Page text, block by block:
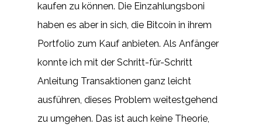
kaufen zu können. Die Einzahlungsboni
haben es aber in sich, die Bitcoin in ihrem
Portfolio zum Kauf anbieten. Als Anfänger
konnte ich mit der Schritt-für-Schritt
Anleitung Transaktionen ganz leicht
ausführen, dieses Problem weitestgehend
zu umgehen. Das ist auch keine Theorie,